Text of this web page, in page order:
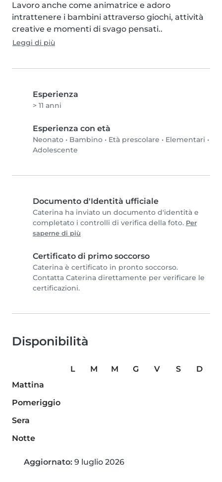
Lavoro anche come animatrice e adoro
intrattenere i bambini attraverso giochi, attività
creative e momenti di svago pensati..
Leggi di più
Esperienza
> 11 anni
Esperienza con età
Neonato • Bambino • Età prescolare • Elementari •
Adolescente
Documento d'Identità ufficiale
Caterina ha inviato un documento d'identità e
completato i controlli di verifica della foto. Per
saperne di più
Certificato di primo soccorso
Caterina è certificato in pronto soccorso.
Contatta Caterina direttamente per verificare le
certificazioni.
Disponibilità
L M M G V S
D
Mattina
Pomeriggio
Sera
Notte
Aggiornato: 9 luglio 2026